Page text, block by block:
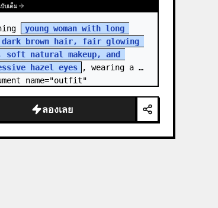
บเต็ม
young woman with long
dark brown hair, fair glowing
soft natural makeup, and
hazel eyes
, wearing a
name="outfit"
streetwear outfit consisting of
ลองเลย